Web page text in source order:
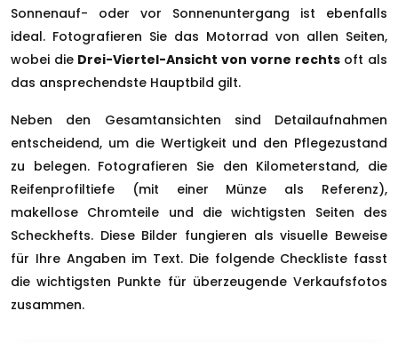
Sonnenauf- oder vor Sonnenuntergang ist ebenfalls
ideal. Fotografieren Sie das Motorrad von allen Seiten,
wobei die Drei-Viertel-Ansicht von vorne rechtsoft als
das ansprechendste Hauptbild gilt.
Neben den Gesamtansichten sind Detailaufnahmen
entscheidend, um die Wertigkeit und den Pflegezustand
zu belegen. Fotografieren Sie den Kilometerstand, die
Reifenprofiltiefe (mit einer Münze als Referenz),
makellose Chromteile und die wichtigsten Seiten des
Scheckhefts. Diese Bilder fungieren als visuelle Beweise
für Ihre Angaben im Text. Die folgende Checkliste fasst
die wichtigsten Punkte für überzeugende Verkaufsfotos
zusammen.